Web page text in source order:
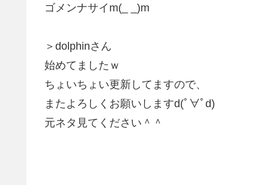
ゴメンナサイm(_ _)m
＞dolphinさん
始めてましたｗ
ちょいちょい更新してますので、
またよろしくお願いしますd(ﾟ∀ﾟd)
元ネタ見てください＾＾